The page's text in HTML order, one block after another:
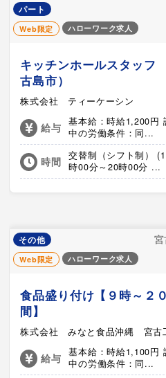
パート
Web限定 ハローワーク求人
キッチンホールスタッ
古島市）
株式会社 ティーケーシン
給与
基本給：時給1,200円
中の労働条件：同...
時間
交替制（シフト制）
時00分～20時00分 ...
その他
Web限定 ハローワーク求人
食品盛り付け【９時～２
間】
株式会社 みなと食品沖縄 宮古
給与
基本給：時給1,100円
中の労働条件：同...